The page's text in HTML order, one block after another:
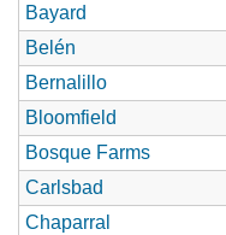
Bayard
Belén
Bernalillo
Bloomfield
Bosque Farms
Carlsbad
Chaparral